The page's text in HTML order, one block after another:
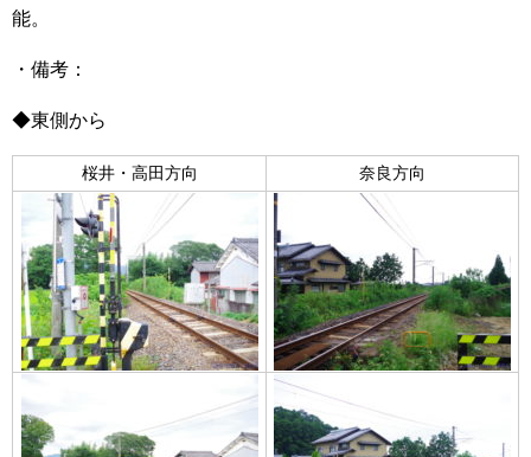
能。
・備考：
◆東側から
桜井・高田方向 奈良方向